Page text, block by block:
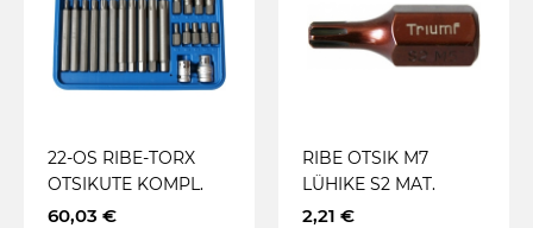
22-OS RIBE-TORX
OTSIKUTE KOMPL.
PIKK / LÜH TRIUMF
60,03 €
RIBE OTSIK M7
LÜHIKE S2 MAT.
(130T) TRIUMF
2,21 €